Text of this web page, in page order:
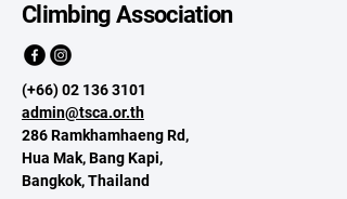
Climbing Association
(+66)02 136 3101
admin@tsca.or.th
286 Ramkhamhaeng Rd,
Hua Mak, Bang Kapi,
Bangkok, Thailand